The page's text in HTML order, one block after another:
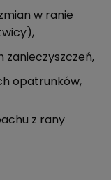
w ranie
zanieczyszczeń,
opatrunków,
z rany